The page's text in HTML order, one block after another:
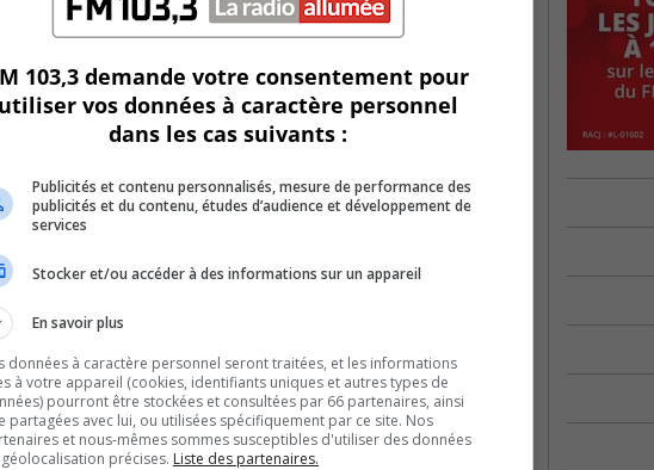
103,3 demande votre consentement pour
utiliser vos données à caractère personnel
dans les cas suivants :
Publicités et contenu personnalisés, mesure de performance des
publicités et du contenu, études d’audience et développement de
services
Stocker et/ou accéder à des informations sur un appareil
En savoir plus
données à caractère personnel seront traitées, et les informations
à votre appareil (cookies, identifiants uniques et autres types de
pourront être stockées et consultées par 66 partenaires, ainsi
partagées avec lui, ou utilisées spécifiquement par ce site. Nos
et nous-mêmes sommes susceptibles d'utiliser des données
précises. Liste des partenaires.